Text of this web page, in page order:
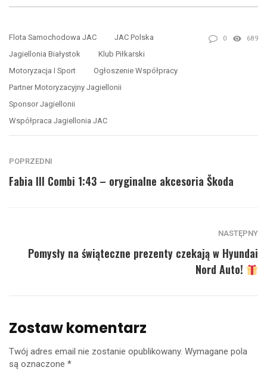
Flota Samochodowa JAC
JAC Polska
Jagiellonia Białystok
Klub Piłkarski
Motoryzacja I Sport
Ogłoszenie Współpracy
Partner Motoryzacyjny Jagiellonii
Sponsor Jagiellonii
Współpraca Jagiellonia JAC
0 689
POPRZEDNI
Fabia III Combi 1:43 – oryginalne akcesoria Škoda
NASTĘPNY
Pomysły na świąteczne prezenty czekają w Hyundai
Nord Auto!
Zostaw komentarz
Twój adres email nie zostanie opublikowany. Wymagane pola
są oznaczone *